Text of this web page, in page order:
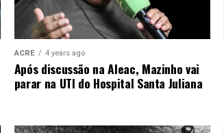
ACRE 4 years ago
Após discussão na Aleac, Mazinho vai
parar na UTI do Hospital Santa Juliana